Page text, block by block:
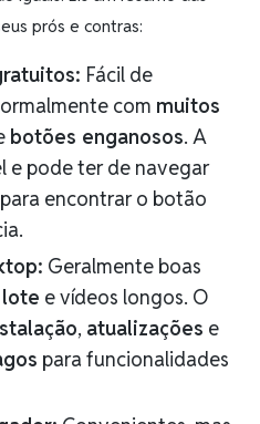
prós e contras:
Fácil de
com muitos
botões enganosos. A
e pode ter de navegar
encontrar o botão
Geralmente boas
e vídeos longos. O
, atualizações e
para funcionalidades